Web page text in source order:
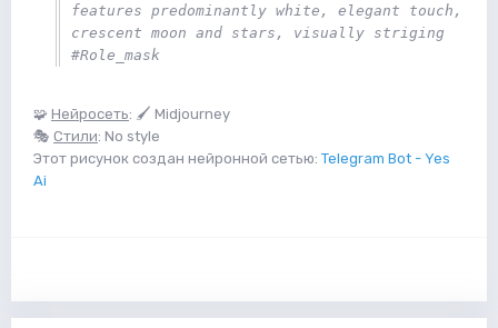
features predominantly white, elegant touch,
crescent moon and stars, visually striging
#Role_mask
🧩 Нейросеть: 🖌 Midjourney
🎭 Стили: No style
Этот рисунок создан нейронной сетью: Telegram Bot - Yes
Ai